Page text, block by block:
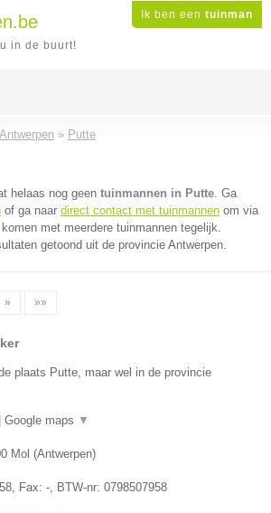
Ik ben een tuinman
in de buurt!
Antwerpen » Putte
helaas nog geen tuinmannen in Putte. Ga
of ga naar direct contact met tuinmannen om via
met meerdere tuinmannen tegelijk.
getoond uit de provincie Antwerpen.
» »»
plaats Putte, maar wel in de provincie
Google maps ▼
Mol (Antwerpen)
, Fax: -, BTW-nr: 0798507958